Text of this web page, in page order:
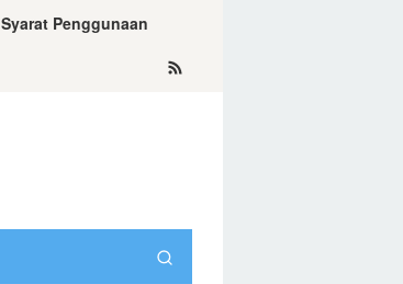
Syarat Penggunaan